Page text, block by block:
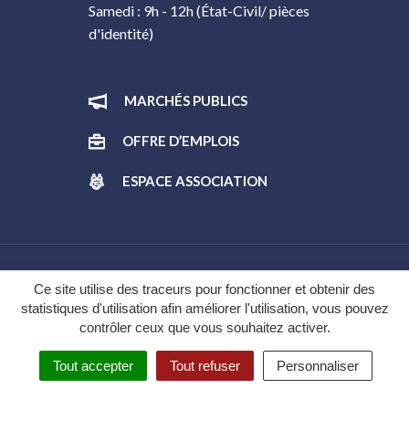
Ce site utilise des traceurs pour fonctionner et obtenir des
statistiques d'utilisation afin améliorer l'utilisation, vous pouvez
contrôler ceux que vous souhaitez activer.
Tout accepter Tout refuser Personnaliser
Samedi : 9h - 12h (État-Civil/ pièces
d'identité)
MARCHÉS PUBLICS
OFFRE D’EMPLOIS
ESPACE ASSOCIATION
Gestion des cookies
Plan du site
Mentions légales
Politique de confidentialité